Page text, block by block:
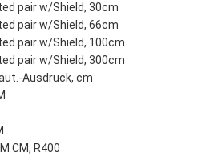
pair w/Shield, 30cm
pair w/Shield, 66cm
pair w/Shield, 100cm
pair w/Shield, 300cm
Ausdruck, cm
CM, R400